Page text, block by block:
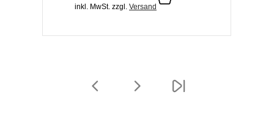
inkl. MwSt. zzgl. Versand